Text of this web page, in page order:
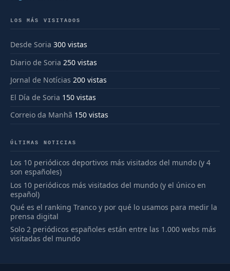
LOS MÁS VISITADOS
Desde Soria 300 vistas
Diario de Soria 250 vistas
Jornal de Notícias 200 vistas
El Día de Soria 150 vistas
Correio da Manhã 150 vistas
ÚLTIMAS NOTICIAS
Los 10 periódicos deportivos más visitados del mundo (y 4
son españoles)
Los 10 periódicos más visitados del mundo (y el único en
español)
Qué es el ranking Tranco y por qué lo usamos para medir la
prensa digital
Solo 2 periódicos españoles están entre las 1.000 webs más
visitadas del mundo